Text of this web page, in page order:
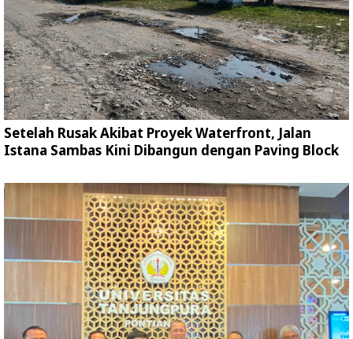
Setelah Rusak Akibat Proyek Waterfront, Jalan
Istana Sambas Kini Dibangun dengan Paving Block